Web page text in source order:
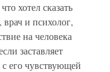
хотел сказать
и психолог,
на человека
заставляет
его чувствующей